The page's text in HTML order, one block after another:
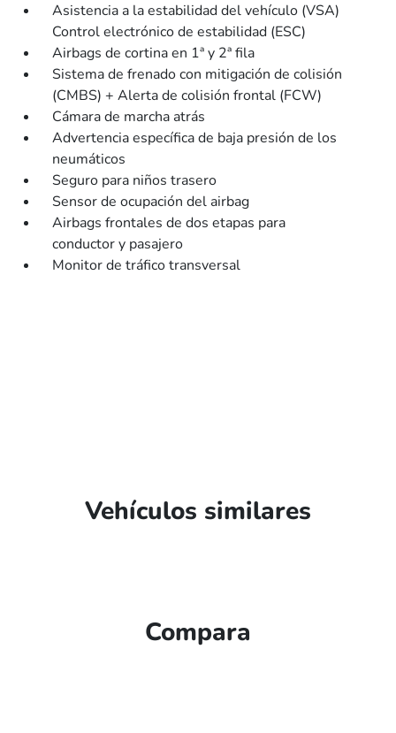
Asistencia a la estabilidad del vehículo (VSA)
Control electrónico de estabilidad (ESC)
Airbags de cortina en 1ª y 2ª fila
Sistema de frenado con mitigación de colisión
(CMBS) + Alerta de colisión frontal (FCW)
Cámara de marcha atrás
Advertencia específica de baja presión de los
neumáticos
Seguro para niños trasero
Sensor de ocupación del airbag
Airbags frontales de dos etapas para
conductor y pasajero
Monitor de tráfico transversal
Vehículos similares
Compara